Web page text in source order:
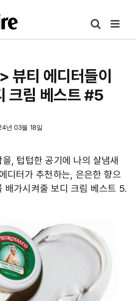
뷰티 에디터들이
크림 베스트 #5
년 03월 18일
, 텁텁한 공기에 나의 살냄새
디터가 추천하는, 은은한 향으
배가시켜줄 보디 크림 베스트 5.